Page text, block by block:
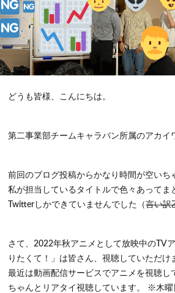
どうも皆様、こんにちは。
第二事業部チームキャラバン所属のアカイ
前回のブログ投稿からかなり時間が空いち
私が担当しているタイトルで色々あってま
Twitterしかできていませんでした（言い訳
さて、2022年秋アニメとして放映中のTV
りたくて！」は皆さん、視聴していただけ
最近は動画配信サービスでアニメを視聴し
ちゃんとリアタイ視聴しています。 ※木曜